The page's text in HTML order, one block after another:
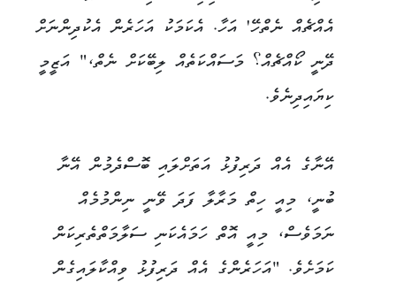
އެއްޗެއް ނެތްހޭ' އަހާ. އެކަމަކު އަހަރެން އެކުދިންނަށް
ދޭނީ ކޯއްޗެއް؟ މަސައްކަތެއް ލިބޭކަށް ނެތް،" އަޒީމީ
ކިޔައިދިނެވެ.
އޭނާގެ އެއް ދަރިފުޅު އަތަށްލައި ބޮސްދެމުން އޭނާ
ބުނީ، މިއީ ހިތް މަރާލާ ފަދަ ވޭނީ ނިންމުމެއް
ނަމަވެސް، މިއީ އޮތް ހަމައެކަނި ސަލާމަތްތެރިކަން
ކަމަށެވެ. "އަހަރެންގެ އެއް ދަރިފުޅު ވިއްކާލައިގެން